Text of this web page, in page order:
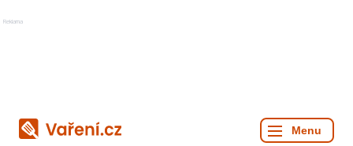
Reklama